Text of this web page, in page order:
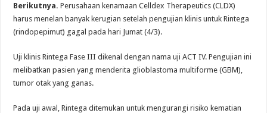
Berikutnya.Perusahaan kenamaan Celldex Therapeutics (CLDX)
harus menelan banyak kerugian setelah pengujian klinis untuk Rintega
(rindopepimut) gagal pada hari Jumat (4/3).
Uji klinis Rintega Fase III dikenal dengan nama uji ACT IV. Pengujian ini
melibatkan pasien yang menderita glioblastoma multiforme (GBM),
tumor otak yang ganas.
Pada uji awal, Rintega ditemukan untuk mengurangi risiko kematian